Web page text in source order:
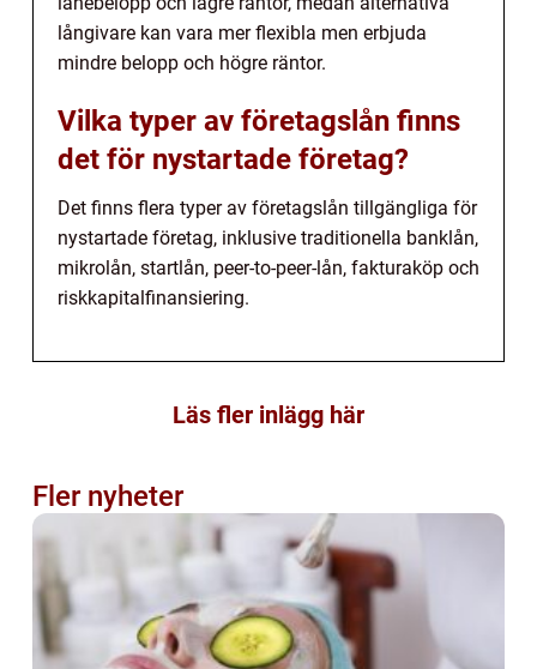
långivare kan vara mer flexibla men erbjuda
mindre belopp och högre räntor.
Vilka typer av företagslån finns
det för nystartade företag?
Det finns flera typer av företagslån tillgängliga för
nystartade företag, inklusive traditionella banklån,
mikrolån, startlån, peer-to-peer-lån, fakturaköp och
riskkapitalfinansiering.
Läs fler inlägg här
Fler nyheter